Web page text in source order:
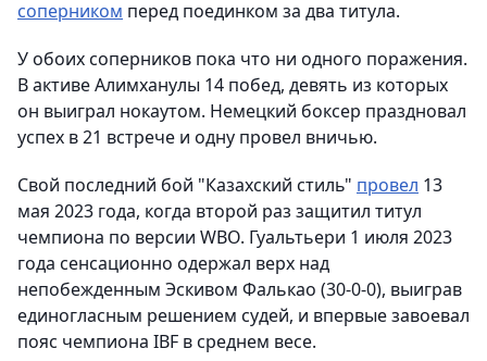
соперником перед поединком за два титула.
У обоих соперников пока что ни одного поражения.
В активе Алимханулы 14 побед, девять из которых
он выиграл нокаутом. Немецкий боксер праздновал
успех в 21 встрече и одну провел вничью.
Свой последний бой "Казахский стиль" провел 13
мая 2023 года, когда второй раз защитил титул
чемпиона по версии WBO. Гуальтьери 1 июля 2023
года сенсационно одержал верх над
непобежденным Эскивом Фалькао (30-0-0), выиграв
единогласным решением судей, и впервые завоевал
пояс чемпиона IBF в среднем весе.